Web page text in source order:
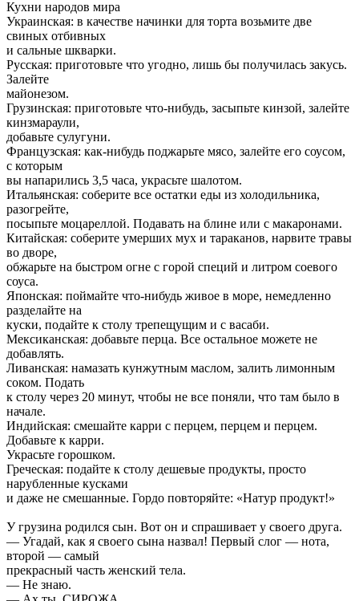
Кухни народов мира
Украинская: в качестве начинки для торта возьмите две
свиных отбивных
и сальные шкварки.
Русская: приготовьте что угодно, лишь бы получилась закусь.
Залейте
майонезом.
Грузинская: приготовьте что-нибудь, засыпьте кинзой, залейте
кинзмараули,
добавьте сулугуни.
Французская: как-нибудь поджарьте мясо, залейте его соусом,
с которым
вы напарились 3,5 часа, украсьте шалотом.
Итальянская: соберите все остатки еды из холодильника,
разогрейте,
посыпьте моцареллой. Подавать на блине или с макаронами.
Китайская: соберите умерших мух и тараканов, нарвите травы
во дворе,
обжарьте на быстром огне с горой специй и литром соевого
соуса.
Японская: поймайте что-нибудь живое в море, немедленно
разделайте на
куски, подайте к столу трепещущим и с васаби.
Мексиканская: добавьте перца. Все остальное можете не
добавлять.
Ливанская: намазать кунжутным маслом, залить лимонным
соком. Подать
к столу через 20 минут, чтобы не все поняли, что там было в
начале.
Индийская: смешайте карри с перцем, перцем и перцем.
Добавьте к карри.
Украсьте горошком.
Греческая: подайте к столу дешевые продукты, просто
нарубленные кусками
и даже не смешанные. Гордо повторяйте: «Натур продукт!»
У грузина родился сын. Вот он и спрашивает у своего друга.
— Угадай, как я своего сына назвал! Первый слог — нота,
второй — самый
прекрасный часть женский тела.
— Не знаю.